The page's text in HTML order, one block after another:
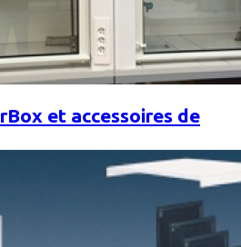
et accessoires de